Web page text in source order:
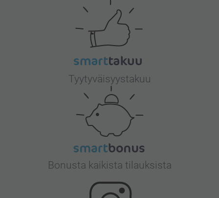
Tyytyväisyystakuu
Bonusta kaikista tilauksista